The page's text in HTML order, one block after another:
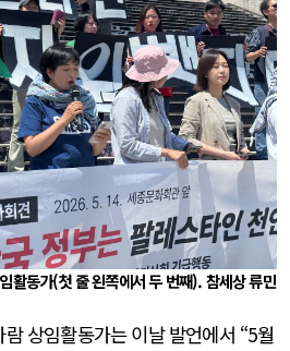
활동가(첫 줄 왼쪽에서 두 번째). 참세상 류민
상임활동가는 이날 발언에서 “5월